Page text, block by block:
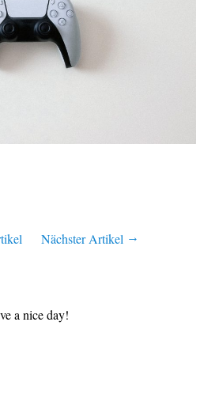
Nächster Artikel
a nice day!